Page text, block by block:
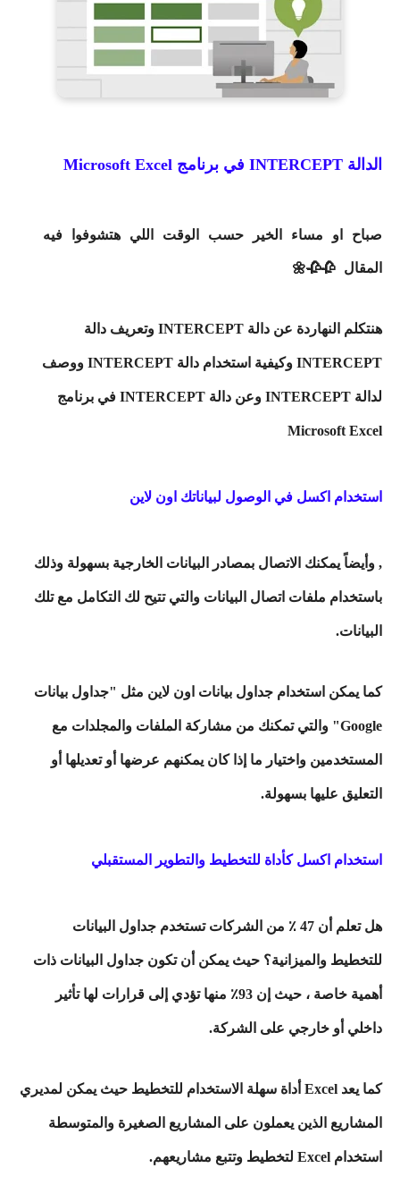
الدالة INTERCEPT في برنامج Microsoft Excel
صباح او مساء الخير حسب الوقت اللي هتشوفوا فيه
المقال 🥀🥀🌼
هنتكلم النهاردة عن دالة INTERCEPT وتعريف دالة
INTERCEPT وكيفية استخدام دالة INTERCEPT ووصف
لدالة INTERCEPT وعن دالة INTERCEPT في برنامج
Microsoft Excel
استخدام اكسل في الوصول لبياناتك اون لاين
, وأيضاً يمكنك الاتصال بمصادر البيانات الخارجية بسهولة وذلك
باستخدام ملفات اتصال البيانات والتي تتيح لك التكامل مع تلك
البيانات.
كما يمكن استخدام جداول بيانات اون لاين مثل "جداول بيانات
Google" والتي تمكنك من مشاركة الملفات والمجلدات مع
المستخدمين واختيار ما إذا كان يمكنهم عرضها أو تعديلها أو
التعليق عليها بسهولة.
استخدام اكسل كأداة للتخطيط والتطوير المستقبلي
هل تعلم أن 47 ٪ من الشركات تستخدم جداول البيانات
للتخطيط والميزانية؟ حيث يمكن أن تكون جداول البيانات ذات
أهمية خاصة ، حيث إن 93٪ منها تؤدي إلى قرارات لها تأثير
داخلي أو خارجي على الشركة.
كما يعد Excel أداة سهلة الاستخدام للتخطيط حيث يمكن لمديري
المشاريع الذين يعملون على المشاريع الصغيرة والمتوسطة
استخدام Excel لتخطيط وتتبع مشاريعهم.